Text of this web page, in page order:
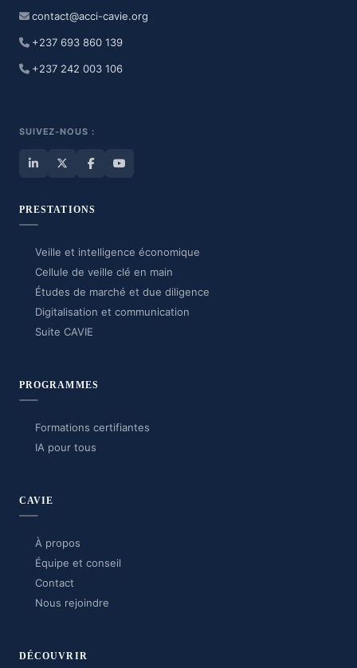
contact@acci-cavie.org
+237 693 860 139
+237 242 003 106
SUIVEZ-NOUS :
PRESTATIONS
Veille et intelligence économique
Cellule de veille clé en main
Études de marché et due diligence
Digitalisation et communication
Suite CAVIE
PROGRAMMES
Formations certifiantes
IA pour tous
CAVIE
À propos
Équipe et conseil
Contact
Nous rejoindre
DÉCOUVRIR